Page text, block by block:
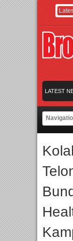
LATEST
Universitas Agung
Jakarta dengan
Universitas Agung